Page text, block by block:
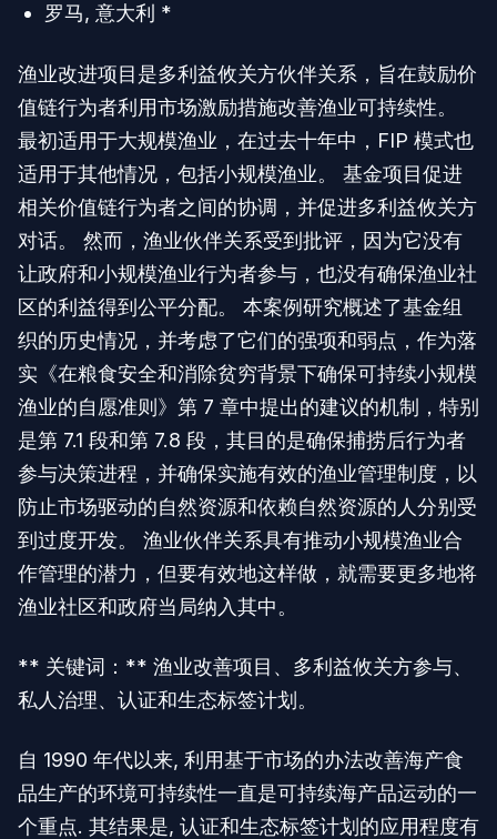
罗马, 意大利 *
渔业改进项目是多利益攸关方伙伴关系，旨在鼓励价
值链行为者利用市场激励措施改善渔业可持续性。
最初适用于大规模渔业，在过去十年中，FIP 模式也
适用于其他情况，包括小规模渔业。 基金项目促进
相关价值链行为者之间的协调，并促进多利益攸关方
对话。 然而，渔业伙伴关系受到批评，因为它没有
让政府和小规模渔业行为者参与，也没有确保渔业社
区的利益得到公平分配。 本案例研究概述了基金组
织的历史情况，并考虑了它们的强项和弱点，作为落
实《在粮食安全和消除贫穷背景下确保可持续小规模
渔业的自愿准则》第 7 章中提出的建议的机制，特别
是第 7.1 段和第 7.8 段，其目的是确保捕捞后行为者
参与决策进程，并确保实施有效的渔业管理制度，以
防止市场驱动的自然资源和依赖自然资源的人分别受
到过度开发。 渔业伙伴关系具有推动小规模渔业合
作管理的潜力，但要有效地这样做，就需要更多地将
渔业社区和政府当局纳入其中。
** 关键词：** 渔业改善项目、多利益攸关方参与、
私人治理、认证和生态标签计划。
自 1990 年代以来, 利用基于市场的办法改善海产食
品生产的环境可持续性一直是可持续海产品运动的一
个重点. 其结果是, 认证和生态标签计划的应用程度有